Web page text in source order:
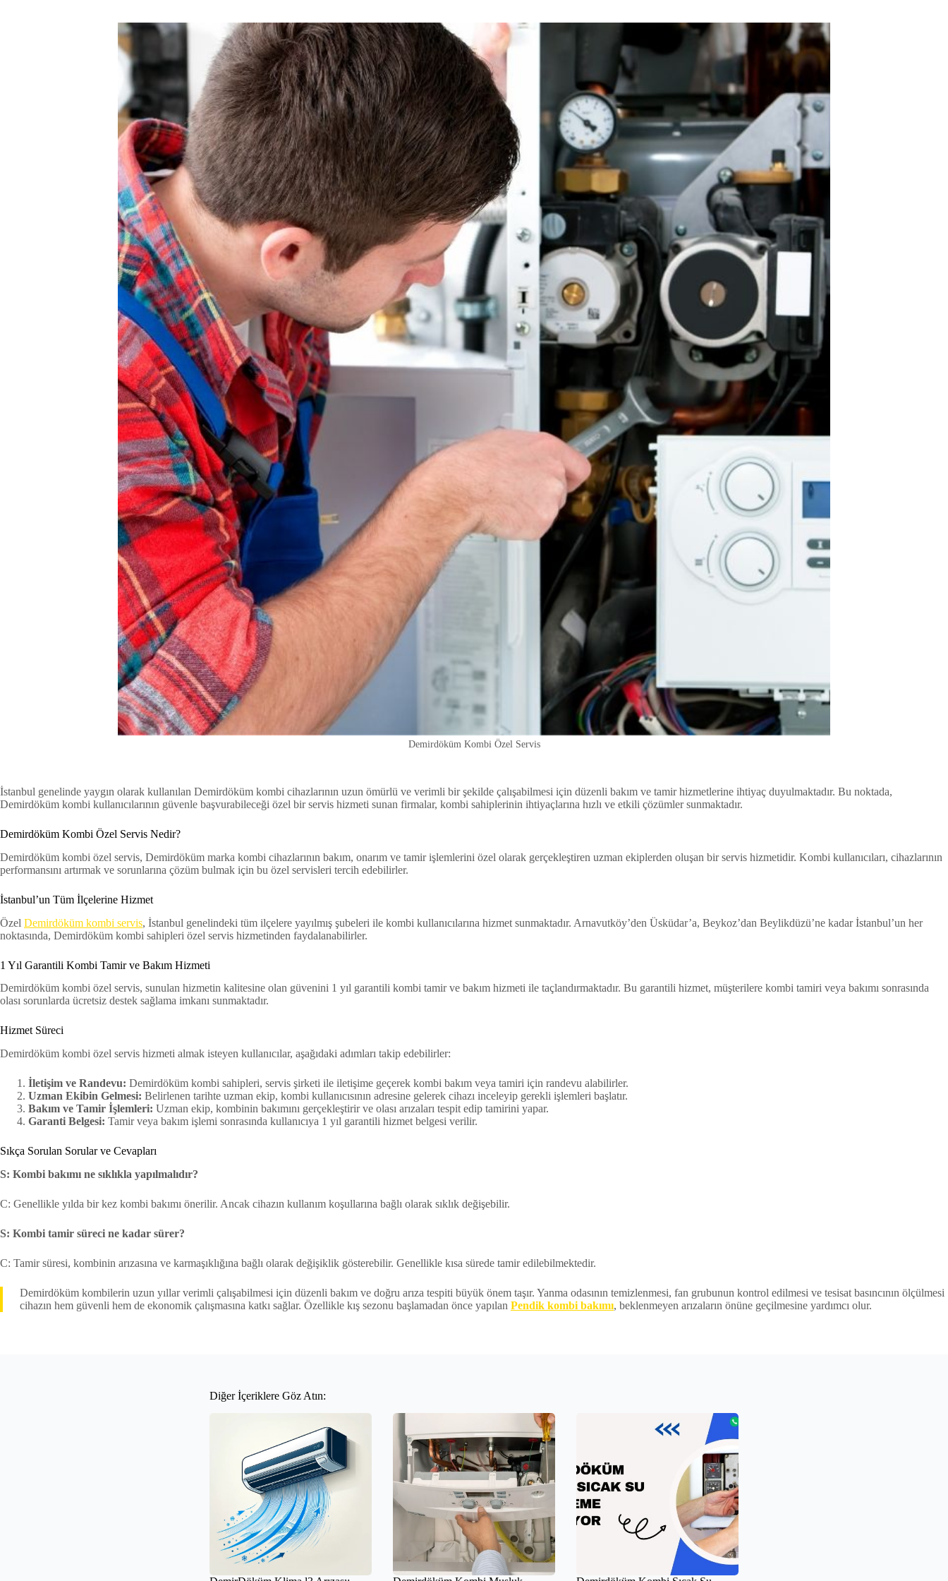
Demirdöküm Kombi Özel Servis
İstanbul genelinde yaygın olarak kullanılan Demirdöküm kombi cihazlarının uzun ömürlü ve verimli bir şekilde çalışabilmesi için düzenli bakım ve tamir hizmetlerine ihtiyaç duyulmaktadır. Bu noktada,
Demirdöküm kombi kullanıcılarının güvenle başvurabileceği özel bir servis hizmeti sunan firmalar, kombi sahiplerinin ihtiyaçlarına hızlı ve etkili çözümler sunmaktadır.
Demirdöküm Kombi Özel Servis Nedir?
Demirdöküm kombi özel servis, Demirdöküm marka kombi cihazlarının bakım, onarım ve tamir işlemlerini özel olarak gerçekleştiren uzman ekiplerden oluşan bir servis hizmetidir. Kombi kullanıcıları, cihazlarının
performansını artırmak ve sorunlarına çözüm bulmak için bu özel servisleri tercih edebilirler.
İstanbul’un Tüm İlçelerine Hizmet
Özel Demirdöküm kombi servis, İstanbul genelindeki tüm ilçelere yayılmış şubeleri ile kombi kullanıcılarına hizmet sunmaktadır. Arnavutköy’den Üsküdar’a, Beykoz’dan Beylikdüzü’ne kadar İstanbul’un her
noktasında, Demirdöküm kombi sahipleri özel servis hizmetinden faydalanabilirler.
1 Yıl Garantili Kombi Tamir ve Bakım Hizmeti
Demirdöküm kombi özel servis, sunulan hizmetin kalitesine olan güvenini 1 yıl garantili kombi tamir ve bakım hizmeti ile taçlandırmaktadır. Bu garantili hizmet, müşterilere kombi tamiri veya bakımı sonrasında
olası sorunlarda ücretsiz destek sağlama imkanı sunmaktadır.
Hizmet Süreci
Demirdöküm kombi özel servis hizmeti almak isteyen kullanıcılar, aşağıdaki adımları takip edebilirler:
İletişim ve Randevu: Demirdöküm kombi sahipleri, servis şirketi ile iletişime geçerek kombi bakım veya tamiri için randevu alabilirler.
Uzman Ekibin Gelmesi: Belirlenen tarihte uzman ekip, kombi kullanıcısının adresine gelerek cihazı inceleyip gerekli işlemleri başlatır.
Bakım ve Tamir İşlemleri: Uzman ekip, kombinin bakımını gerçekleştirir ve olası arızaları tespit edip tamirini yapar.
Garanti Belgesi: Tamir veya bakım işlemi sonrasında kullanıcıya 1 yıl garantili hizmet belgesi verilir.
Sıkça Sorulan Sorular ve Cevapları
S: Kombi bakımı ne sıklıkla yapılmalıdır?
C: Genellikle yılda bir kez kombi bakımı önerilir. Ancak cihazın kullanım koşullarına bağlı olarak sıklık değişebilir.
S: Kombi tamir süreci ne kadar sürer?
C: Tamir süresi, kombinin arızasına ve karmaşıklığına bağlı olarak değişiklik gösterebilir. Genellikle kısa sürede tamir edilebilmektedir.
Demirdöküm kombilerin uzun yıllar verimli çalışabilmesi için düzenli bakım ve doğru arıza tespiti büyük önem taşır. Yanma odasının temizlenmesi, fan grubunun kontrol edilmesi ve tesisat basıncının ölçülmesi
cihazın hem güvenli hem de ekonomik çalışmasına katkı sağlar. Özellikle kış sezonu başlamadan önce yapılan Pendik kombi bakımı, beklenmeyen arızaların önüne geçilmesine yardımcı olur.
Diğer İçeriklere Göz Atın: